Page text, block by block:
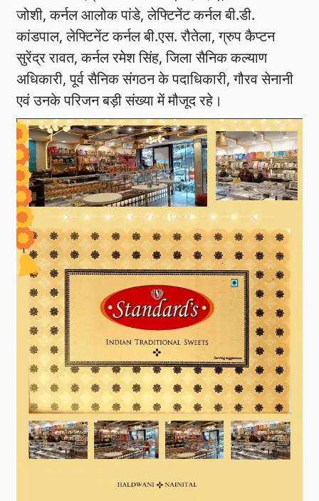
जोशी, कर्नल आलोक पांडे, लेफ्टिनेंट कर्नल बी.डी.
कांडपाल, लेफ्टिनेंट कर्नल बी.एस. रौतेला, ग्रुप कैप्टन
सुरेंद्र रावत, कर्नल रमेश सिंह, जिला सैनिक कल्याण
अधिकारी, पूर्व सैनिक संगठन के पदाधिकारी, गौरव सेनानी
एवं उनके परिजन बड़ी संख्या में मौजूद रहे।